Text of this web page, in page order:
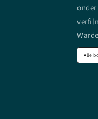
Alle